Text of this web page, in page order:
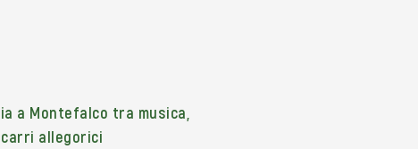
a Montefalco tra musica,
allegorici